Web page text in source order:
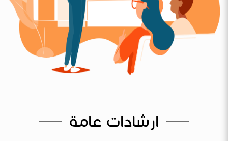
ارشادات عامة